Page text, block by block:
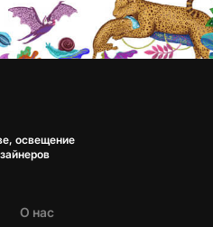
освещение
О нас